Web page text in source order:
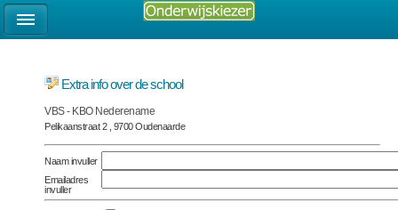
Extra info over de school
VBS - KBO Nederename
Pelikaanstraat 2 , 9700 Oudenaarde
Naam invuller
Emailadres
invuller